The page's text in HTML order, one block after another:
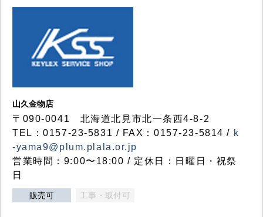
山久金物店
〒090-0041 北海道北見市北一条西4-8-2
TEL：0157-23-5831 / FAX：0157-23-5814 / k
-yama9@plum.plala.or.jp
営業時間：9:00〜18:00 / 定休日：日曜日・祝祭
日
販売可 工事・取付可